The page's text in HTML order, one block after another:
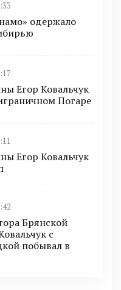
одержало
Егор Ковальчук
Погаре
Егор Ковальчук
Брянской
с
побывал в